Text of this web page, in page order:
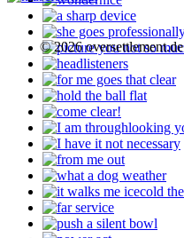
© 2026 oversettlement.de